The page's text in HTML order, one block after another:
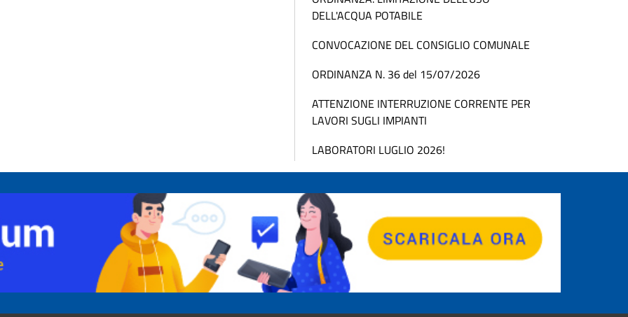
DELL'ACQUA POTABILE
CONVOCAZIONE DEL CONSIGLIO COMUNALE
ORDINANZA N. 36 del 15/07/2026
ATTENZIONE INTERRUZIONE CORRENTE PER
LAVORI SUGLI IMPIANTI
LABORATORI LUGLIO 2026!